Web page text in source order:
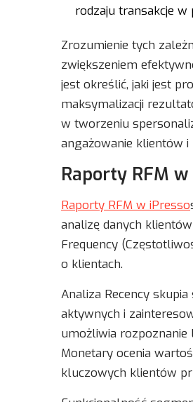
rodzaju transakcje w
Zrozumienie tych
zwiększeniem
jest określić, jaki jest
maksymalizacji
w tworzeniu
angażowanie klientów i
Raporty RFM
Raporty RFM w iPresso
analizę danych
Frequency
o klientach.
Analiza Recency
aktywnych i
umożliwia
Monetary ocenia
kluczowych klientów